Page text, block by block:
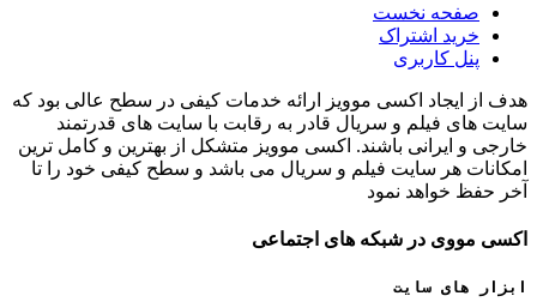
صفحه نخست
خرید اشتراک
پنل کاربری
هدف از ایجاد اکسی موویز ارائه خدمات کیفی در سطح عالی بود که
سایت های فیلم و سریال قادر به رقابت با سایت های قدرتمند
خارجی و ایرانی باشند. اکسی موویز متشکل از بهترین و کامل ترین
امکانات هر سایت فیلم و سریال می باشد و سطح کیفی خود را تا
آخر حفظ خواهد نمود
اکسی مووی در شبکه های اجتماعی
ابزار های سایت